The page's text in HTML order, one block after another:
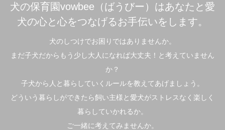
犬の保育園vowbee（ばうびー）はあなたと愛
犬の心と心をつなげるお手伝いをします。
犬のしつけでお困りではありませんか。
まだ子犬だからもう少し大人になれば大丈夫！と考えていません
か？
子犬から人と暮らしていくルールを教えてあげましょう。
どういう暮らしができたら飼い主様と愛犬がストレスなく楽しく
暮らしていかれるか。
ご一緒に考えてみませんか。